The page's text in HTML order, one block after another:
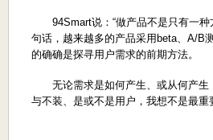
94Smart说：“做产品不是只有一种
句话，越来越多的产品采用beta、A/B
的确确是探寻用户需求的前期方法。
无论需求是如何产生、或从何产生
与不装、是或不是用户，我想不是最重